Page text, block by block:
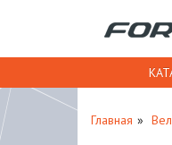
Главная